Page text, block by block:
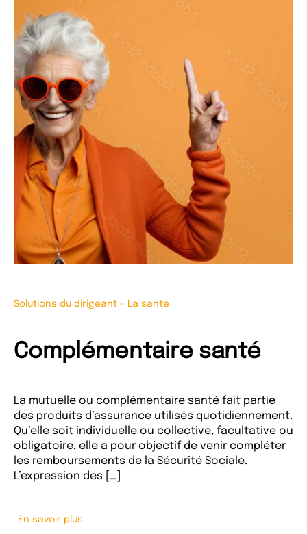
Solutions du dirigeant - La santé
Complémentaire santé
La mutuelle ou complémentaire santé fait partie
des produits d’assurance utilisés quotidiennement.
Qu’elle soit individuelle ou collective, facultative ou
obligatoire, elle a pour objectif de venir compléter
les remboursements de la Sécurité Sociale.
L’expression des […]
En savoir plus